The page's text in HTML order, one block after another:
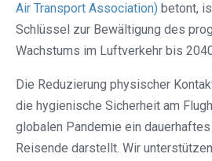
Air Transport Association) betont,
Schlüssel zur Bewältigung des
Wachstums im Luftverkehr bis
Die Reduzierung physischer
die hygienische Sicherheit am
globalen Pandemie ein
Reisende darstellt. Wir